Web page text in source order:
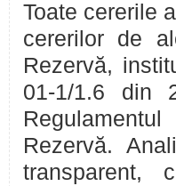
Toate cererile
cererilor de
Rezervă,
01-1/1.6 din
Rezervă.
transparent,